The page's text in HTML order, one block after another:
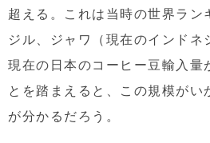
超える。これは当時の世界ラン
ジル、ジャワ（現在のインドネ
現在の日本のコーヒー豆輸入量
とを踏まえると、この規模が
が分かるだろう。